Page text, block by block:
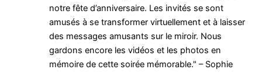
notre fête d’anniversaire. Les invités se sont
amusés à se transformer virtuellement et à laisser
des messages amusants sur le miroir. Nous
gardons encore les vidéos et les photos en
mémoire de cette soirée mémorable." – Sophie